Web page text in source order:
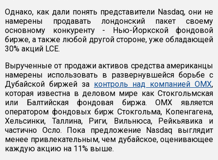
Однако, как дали понять представители Nasdaq, они не
намерены продавать лондонский пакет своему
основному конкуренту - Нью-Йоркской фондовой
бирже, а также любой другой стороне, уже обладающей
30% акций LCE.
Вырученные от продажи активов средства американцы
намерены использовать в развернувшейся борьбе с
Дубайской биржей за контроль над компанией OMX,
которая известна в деловом мире как Стокгольмская
или Балтийская фондовая биржа. OMX является
оператором фондовых бирж Стокгольма, Копенгагена,
Хельсинки, Таллина, Риги, Вильнюса, Рейкьявика и
частично Осло. Пока предложение Nasdaq выглядит
менее привлекательным, чем дубайское, оценивающее
каждую акцию на 11% выше.